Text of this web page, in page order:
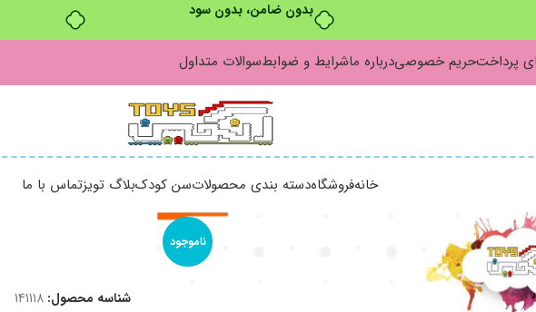
بدون ضامن، بدون سود
پرداختحریم خصوصیدرباره ماشرایط و ضوابطسوالات متداول
خانهفروشگاهدسته بندی محصولاتسن کودکبلاگ تویزتماس با ما
ناموجود
شناسه محصول: 141118